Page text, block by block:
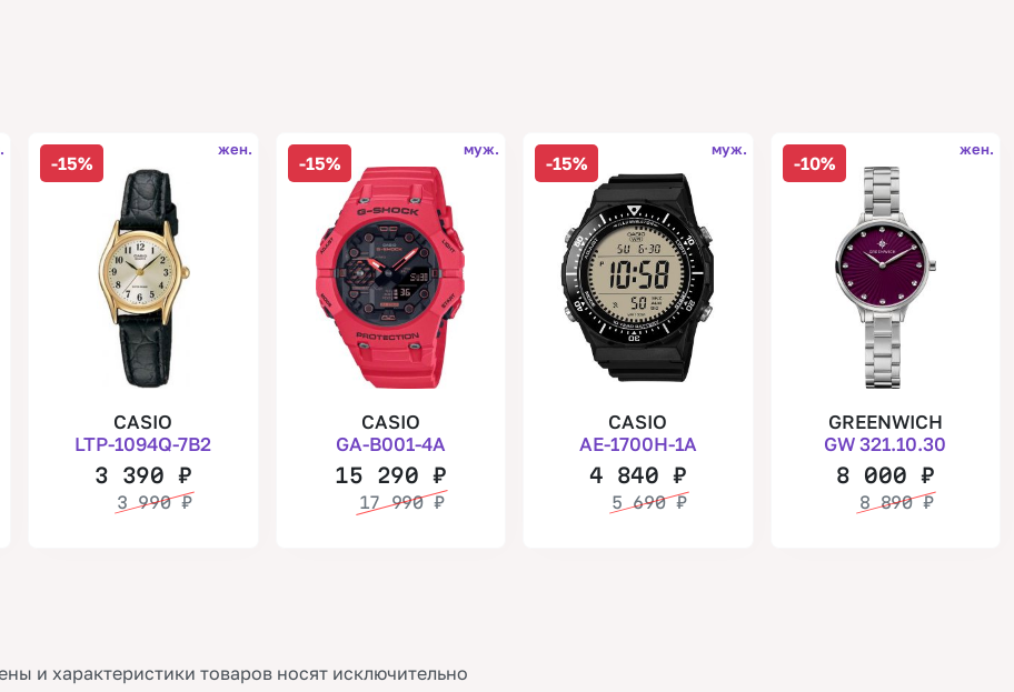
-15%
жен.
CASIO
LTP-1094Q-7B2
3 390₽
3 990₽
-15%
муж.
CASIO
GA-B001-4A
15 290 ₽
17 990₽
-15%
муж.
CASIO
AE-1700H-1A
4 840₽
5 690₽
-10%
жен.
GREENWICH
GW 321.10.30
8 000 ₽
8 890₽
и характеристики товаров носят исключительно